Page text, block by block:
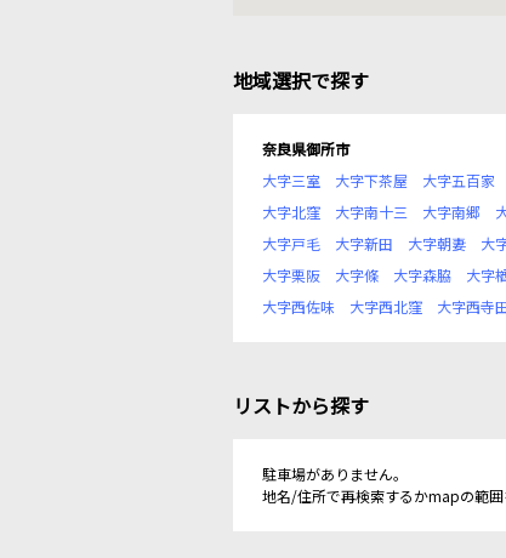
地域選択で探す
奈良県御所市
大字三室
大字下茶屋 大字五百家
大字北窪
大字南十三 大字南郷
大字戸毛
大字新田 大字朝妻 大
大字栗阪
大字條 大字森脇 大字
大字西佐味
大字西北窪 大字西寺
リストから探す
駐車場がありません。
地名/住所で再検索するかmapの範囲